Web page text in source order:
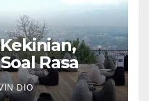
Rasa
DIO